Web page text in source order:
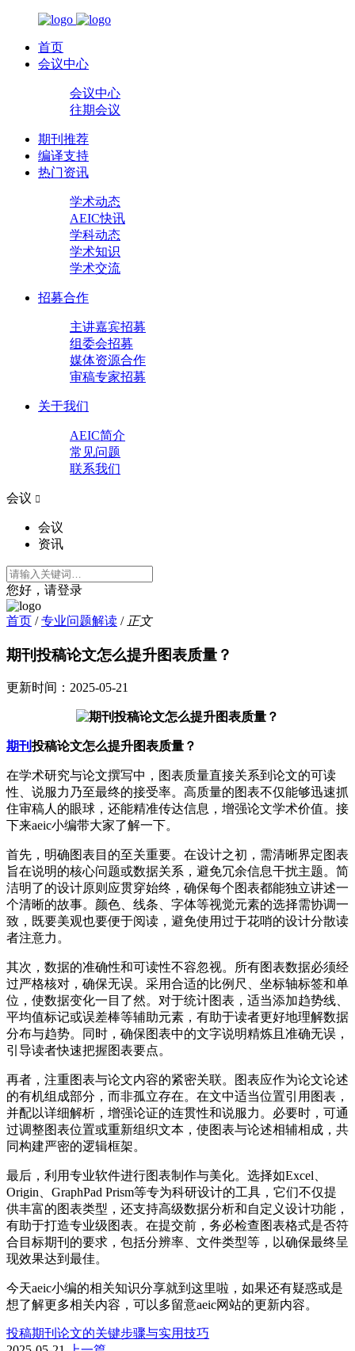
首页
会议中心
会议中心
往期会议
期刊推荐
编译支持
热门资讯
学术动态
AEIC快讯
学科动态
学术知识
学术交流
招募合作
主讲嘉宾招募
组委会招募
媒体资源合作
审稿专家招募
关于我们
AEIC简介
常见问题
联系我们
会议 
会议
资讯
您好，请登录
首页 / 专业问题解读 / 正文
期刊投稿论文怎么提升图表质量？
更新时间： 2025-05-21
期刊投稿论文怎么提升图表质量？
在学术研究与论文撰写中，图表质量直接关系到论文的可读
性、说服力乃至最终的接受率。高质量的图表不仅能够迅速抓
住审稿人的眼球，还能精准传达信息，增强论文学术价值。接
下来aeic小编带大家了解一下。
首先，明确图表目的至关重要。在设计之初，需清晰界定图表
旨在说明的核心问题或数据关系，避免冗余信息干扰主题。简
洁明了的设计原则应贯穿始终，确保每个图表都能独立讲述一
个清晰的故事。颜色、线条、字体等视觉元素的选择需协调一
致，既要美观也要便于阅读，避免使用过于花哨的设计分散读
者注意力。
其次，数据的准确性和可读性不容忽视。所有图表数据必须经
过严格核对，确保无误。采用合适的比例尺、坐标轴标签和单
位，使数据变化一目了然。对于统计图表，适当添加趋势线、
平均值标记或误差棒等辅助元素，有助于读者更好地理解数据
分布与趋势。同时，确保图表中的文字说明精炼且准确无误，
引导读者快速把握图表要点。
再者，注重图表与论文内容的紧密关联。图表应作为论文论述
的有机组成部分，而非孤立存在。在文中适当位置引用图表，
并配以详细解析，增强论证的连贯性和说服力。必要时，可通
过调整图表位置或重新组织文本，使图表与论述相辅相成，共
同构建严密的逻辑框架。
最后，利用专业软件进行图表制作与美化。选择如Excel、
Origin、GraphPad Prism等专为科研设计的工具，它们不仅提
供丰富的图表类型，还支持高级数据分析和自定义设计功能，
有助于打造专业级图表。在提交前，务必检查图表格式是否符
合目标期刊的要求，包括分辨率、文件类型等，以确保最终呈
现效果达到最佳。
今天aeic小编的相关知识分享就到这里啦，如果还有疑惑或是
想了解更多相关内容，可以多留意aeic网站的更新内容。
投稿期刊论文的关键步骤与实用技巧